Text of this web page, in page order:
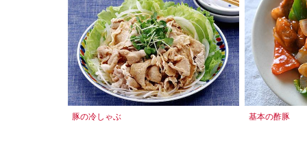
豚の冷しゃぶ 基本の酢豚